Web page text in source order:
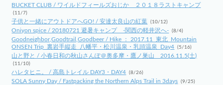
BUCKET CLUB / ワイルドフィールズおじか ２０１８ラストキャンプ
(11/7)
子供と一緒にアウトドアへGO! / 安達太良山の紅葉 (10/12)
Oniyon spice / 20180721 避暑キャンプ -関西の軽井沢へ- (8/4)
Goodneighbor,Goodtrail,Goodbeer / Hike ： 2017.11_東北_Mountain
ONSEN Trip_裏岩手縦走_八幡平・松川温泉・乳頭温泉_Day4 (5/16)
山と野と / 小春日和の秋山さんぽ＠奥多摩・鷹ノ巣山 2016.11.5(土)
(11/10)
ハレタヒニ。 / 高島トレイル DAY3・DAY4 (8/26)
SOLA Sunny Day / Fastpacking the Northern Alps Trail in 3days (9/25)